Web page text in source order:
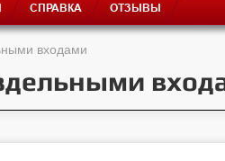
СПРАВКА ОТЗЫВЫ
входами